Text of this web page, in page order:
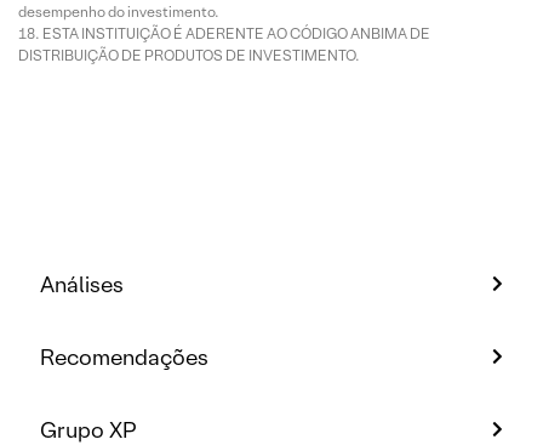
desempenho do investimento.
ESTA INSTITUIÇÃO É ADERENTE AO CÓDIGO ANBIMA DE
DISTRIBUIÇÃO DE PRODUTOS DE INVESTIMENTO.
Análises
Recomendações
Grupo XP